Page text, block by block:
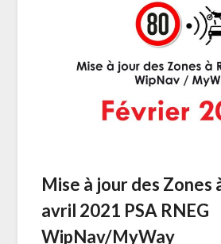
Mise à jour des Zones
avril 2021 PSA RNEG
WipNav/MyWay